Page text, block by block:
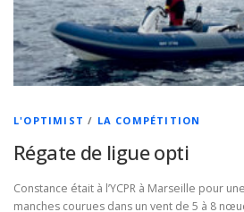
L'OPTIMIST / LA COMPÉTITION
Régate de ligue opti
Constance était à l’YCPR à Marseille pour
manches courues dans un vent de 5 à 8